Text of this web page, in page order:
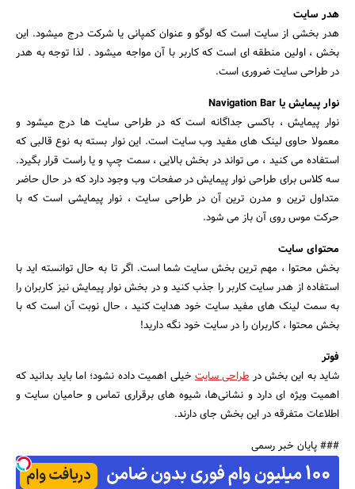
جستجو
هدر سایت
هدر بخشی از سایت است که لوگو و عنوان کمپانی یا شرکت درج میشود. این
بخش ، اولین منطقه ای است که کاربر با آن مواجه میشود . لذا توجه به هدر
در طراحی سایت ضروری است.
نوار پیمایش یا Navigation Bar
نوار پیمایش ، باکسی جداگانه است که در طراحی سایت ها درج میشود و
معمولا حاوی لینک های مفید وب سایت است. این نوار بسته به نوع قالبی که
استفاده می کنید ، می تواند در بخش بالایی ، سمت چپ و یا راست قرار بگیرد.
سه کلاس برای طراحی نوار پیمایش در صفحات وب وجود دارد که در حال حاضر
متداول ترین و مدرن ترین آن در طراحی سایت ، نوار پیمایشی است که با
حرکت موس روی آن باز می شود.
محتوای سایت
بخش محتوا ، مهم ترین بخش سایت شما است. اگر تا به حال توانسته اید با
استفاده از هدر سایت کاربر را جذب کنید و در بخش نوار پیمایش نیز کاربران را
به سمت لینک های مفید سایت خود هدایت کنید ، حال نوبت آن است که با
بخش محتوا ، کاربران را در سایت خود نگه دارید!
فوتر
شاید به این بخش درطراحی سایتخیلی اهمیت داده نشود؛ اما باید بدانید که
اهمیت ویژه ای دارد و نشانی‌ها، شیوه های برقراری تماس و حامیان سایت و
اطلاعات متفرقه در این بخش جای دارند.
### پایان خبر رسمی